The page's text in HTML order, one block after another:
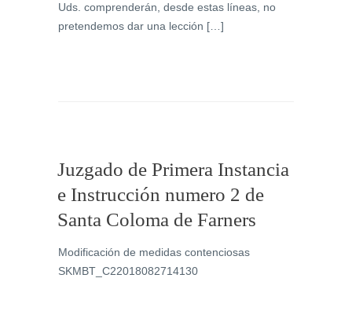
Uds. comprenderán, desde estas líneas, no
pretendemos dar una lección […]
Juzgado de Primera Instancia
e Instrucción numero 2 de
Santa Coloma de Farners
Modificación de medidas contenciosas
SKMBT_C22018082714130